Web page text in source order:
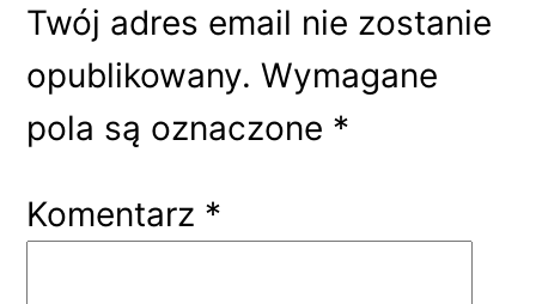
Twój adres email nie zostanie
opublikowany. Wymagane
pola są oznaczone *
Komentarz *